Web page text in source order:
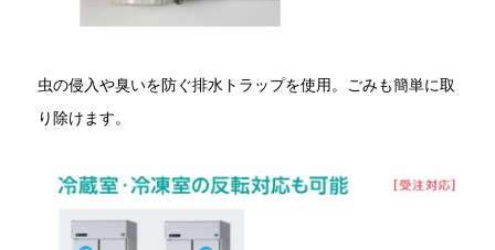
虫の侵入や臭いを防ぐ排水トラップを使用。ごみも簡単に取
り除けます。